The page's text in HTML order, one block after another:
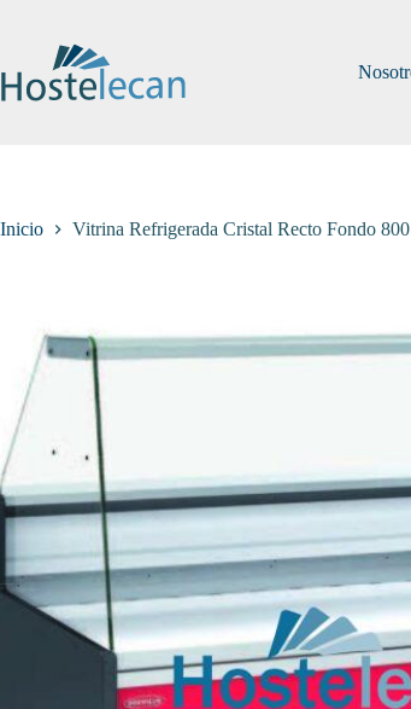
contenido
Inicio Vitrina Refrigerada Cristal Recto Fondo